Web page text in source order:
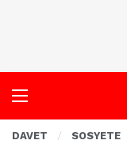
DAVET SOSYETE